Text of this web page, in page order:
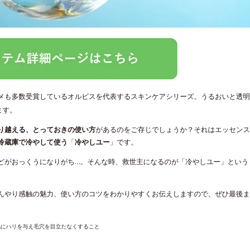
も多数受賞しているオルビスを代表するスキンケアシリーズ。うるおいと透明
。
越える、とっておきの使い方があるのをご存じでしょうか？それはエッセンス
蔵庫で冷やして使う 「冷やしユー 」です。
おっくうになりがち…。そんな時、救世主になるのが「冷やしユー」という
り感触の魅力、使い方のコツをわかりやすくお伝えしますので、ぜひ最後ま
リを与え毛穴を目立たなくすること